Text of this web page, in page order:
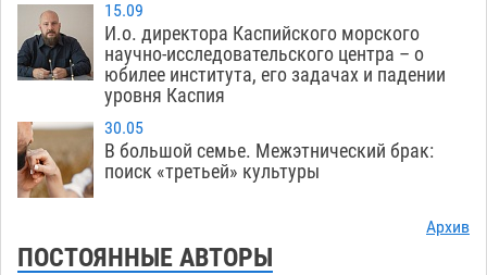
15.09
И.о. директора Каспийского морского
научно-исследовательского центра – о
юбилее института, его задачах и падении
уровня Каспия
30.05
В большой семье. Межэтнический брак:
поиск «третьей» культуры
Архив
ПОСТОЯННЫЕ АВТОРЫ